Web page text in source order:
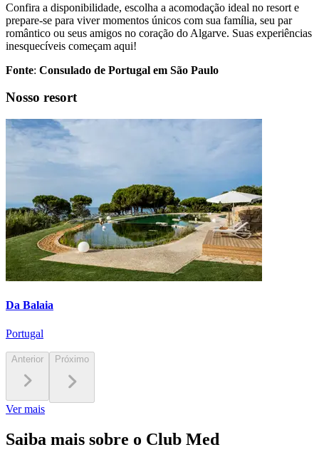
Confira a disponibilidade, escolha a acomodação ideal no resort e
prepare-se para viver momentos únicos com sua família, seu par
romântico ou seus amigos no coração do Algarve. Suas experiências
inesquecíveis começam aqui!
Fonte: Consulado de Portugal em São Paulo
Nosso resort
Da Balaia
Portugal
Anterior Próximo
Ver mais
Saiba mais sobre o Club Med